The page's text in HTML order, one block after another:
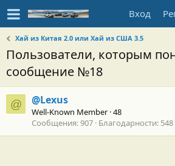
Вход
Хай из Китая 2.0 или Хай из США 3.5
Пользователи, которым
сообщение №18
@ @Lexus
Well-Known Member ·48
Сообщения 907 Благодарности 548